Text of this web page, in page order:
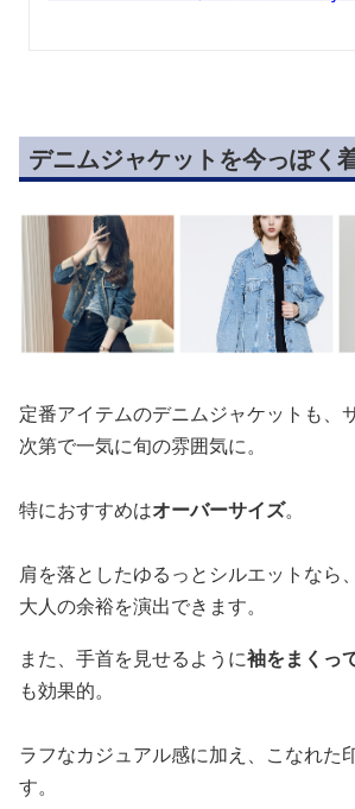
デニムジャケットを今っぽく
定番アイテムのデニムジャケットも、
次第で一気に旬の雰囲気に。
特におすすめはオーバーサイズ。
肩を落としたゆるっとシルエットなら
大人の余裕を演出できます。
また、手首を見せるように袖をまくっ
も効果的。
ラフなカジュアル感に加え、こなれた
す。